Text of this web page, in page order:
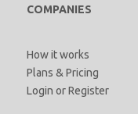
COMPANIES
How it works
Plans & Pricing
Login orRegister